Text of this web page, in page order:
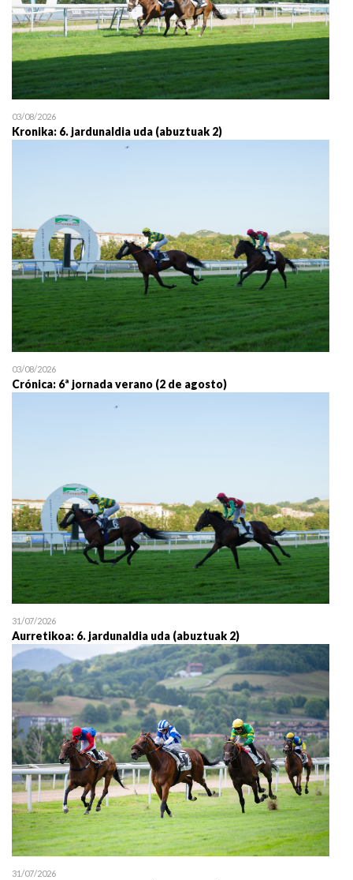
03/08/2026
Kronika: 6. jardunaldia uda (abuztuak 2)
03/08/2026
Crónica: 6ª jornada verano (2 de agosto)
31/07/2026
Aurretikoa: 6. jardunaldia uda (abuztuak 2)
31/07/2026